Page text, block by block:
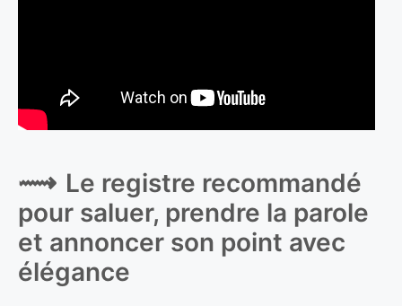
Le registre recommandé
pour saluer, prendre la parole
et annoncer son point avec
élégance